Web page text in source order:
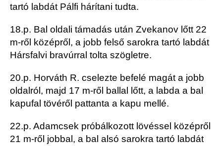
tartó labdát Pálfi hárítani tudta.
18.p. Bal oldali támadás után Zvekanov lőtt 22
m-ről középről, a jobb felső sarokra tartó labdát
Hársfalvi bravúrral tolta szögletre.
20.p. Horváth R. cselezte befelé magát a jobb
oldalról, majd 17 m-ről ballal lőtt, a labda a bal
kapufal tövéről pattanta a kapu mellé.
22.p. Adamcsek próbálkozott lövéssel középről
21 m-ről jobbal, a bal alsó sarokra tartó labdát